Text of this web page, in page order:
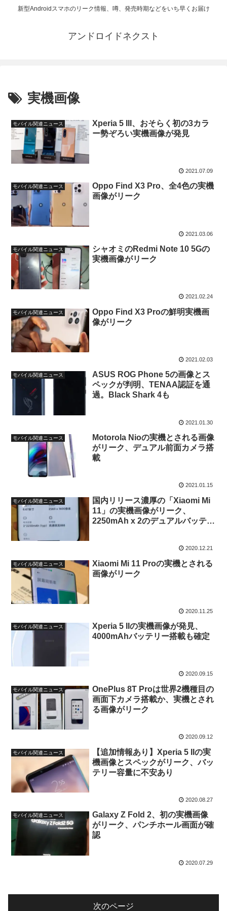
新型Androidスマホのリーク情報、噂、発売時期などをいち早くお届け
アンドロイドネクスト
実機画像
モバイル関連ニュース
Xperia 5 III、おそらく初の3カラ
ー勢ぞろい実機画像が発見
2021.07.09
モバイル関連ニュース
Oppo Find X3 Pro、全4色の実機
画像がリーク
2021.03.06
モバイル関連ニュース
シャオミのRedmi Note 10 5Gの
実機画像がリーク
2021.02.24
モバイル関連ニュース
Oppo Find X3 Proの鮮明実機画
像がリーク
2021.02.03
モバイル関連ニュース
ASUS ROG Phone 5の画像とス
ペックが判明、TENAA認証を通
過。Black Shark 4も
2021.01.30
モバイル関連ニュース
Motorola Nioの実機とされる画像
がリーク、デュアル前面カメラ搭
載
2021.01.15
モバイル関連ニュース
国内リリース濃厚の「Xiaomi Mi
11」の実機画像がリーク、
2250mAh x 2のデュアルバッテリ
2020.12.21
モバイル関連ニュース
Xiaomi Mi 11 Proの実機とされる
画像がリーク
2020.11.25
モバイル関連ニュース
Xperia 5 IIの実機画像が発見、
4000mAhバッテリー搭載も確定
2020.09.15
モバイル関連ニュース
OnePlus 8T Proは世界2機種目の
画面下カメラ搭載か、実機とされ
る画像がリーク
2020.09.12
モバイル関連ニュース
【追加情報あり】Xperia 5 IIの実
機画像とスペックがリーク、バッ
テリー容量に不安あり
2020.08.27
モバイル関連ニュース
Galaxy Z Fold 2、初の実機画像
がリーク、パンチホール画面が確
認
2020.07.29
次のページ